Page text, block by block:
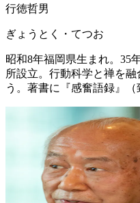
行徳哲男
ぎょうとく・てつお
昭和8年福岡県生まれ。35
所設立。行動科学と禅を
う。著書に『感奮語録』（